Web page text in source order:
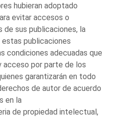
hubieran adoptado
evitar accesos o
de sus publicaciones, la
publicaciones
condiciones adecuadas que
acceso por parte de los
garantizarán en todo
de autor de acuerdo
en la
de propiedad intelectual,